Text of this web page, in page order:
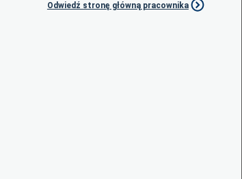
Odwiedź stronę główną pracownika